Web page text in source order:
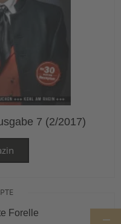
7 (2/2017)
Forelle